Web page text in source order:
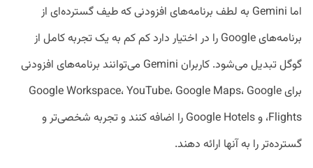
اما Gemini به لطف برنامه‌های افزودنی که طیف گسترده‌ای از
برنامه‌های Google را در اختیار دارد کم کم به یک تجربه کامل از
گوگل تبدیل می‌شود. کاربران Gemini می‌توانند برنامه‌های افزودنی
برای Google Workspace، YouTube، Google Maps، Google
Flights، و Google Hotels را اضافه کنند و تجربه شخصی‌تر و
گسترده‌تر را به آنها ارائه دهند.